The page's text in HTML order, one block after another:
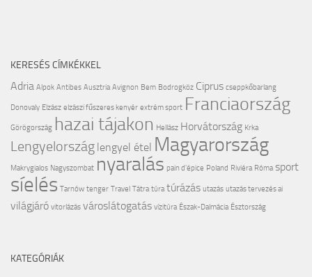
KERESÉS CÍMKÉKKEL
Adria Alpok Antibes Ausztria Avignon Bem Bodrogköz Ciprus cseppkőbarlang
Donovaly Elzász elzászi fűszeres kenyér extrém sport Franciaország
Görögország hazai tájakon Hellász Horvátország Krka
Lengyelország lengyel étel Magyarország
Makrygialos Nagyszombat nyaralás pain d'épice Poland Riviéra Róma sport
síelés Tarnów tenger Travel Tátra túra túrázás utazás utazás tervezés ai
világjáró vitorlázás városlátogatás vízitúra Észak-Dalmácia Észtország
KATEGÓRIÁK